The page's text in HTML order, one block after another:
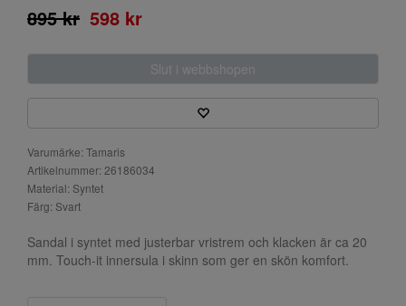
895 kr 598 kr
Slut i webbshopen
Varumärke: Tamaris
Artikelnummer: 26186034
Material: Syntet
Färg: Svart
Sandal i syntet med justerbar vristrem och klacken är ca 20
mm. Touch-it innersula i skinn som ger en skön komfort.